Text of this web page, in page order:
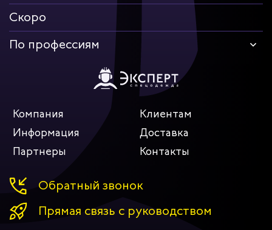
Скоро
По профессиям
Компания
Клиентам
Информация
Доставка
Партнеры
Контакты
Обратный звонок
Прямая связь с руководством